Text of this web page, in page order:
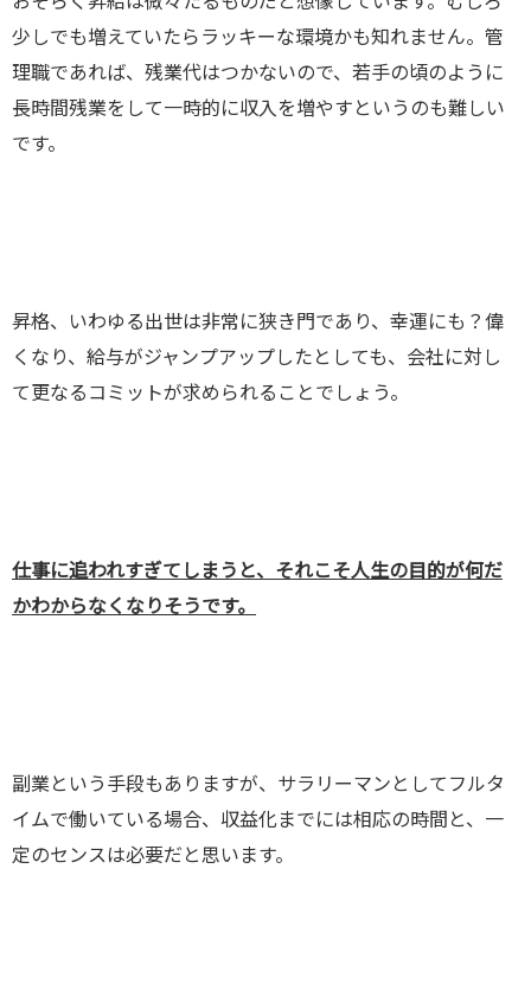
少しでも増えていたらラッキーな環境かも知れません。管
理職であれば、残業代はつかないので、若手の頃のように
長時間残業をして一時的に収入を増やすというのも難しい
です。
昇格、いわゆる出世は非常に狭き門であり、幸運にも？偉
くなり、給与がジャンプアップしたとしても、会社に対し
て更なるコミットが求められることでしょう。
仕事に追われすぎてしまうと、それこそ人生の目的が何だ
かわからなくなりそうです。
副業という手段もありますが、サラリーマンとしてフルタ
イムで働いている場合、収益化までには相応の時間と、一
定のセンスは必要だと思います。